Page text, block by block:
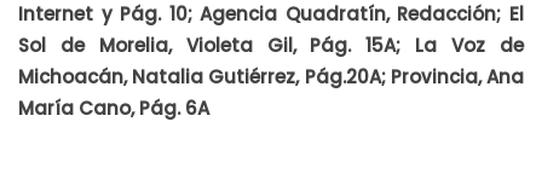
Internet y Pág. 10; Agencia Quadratín, Redacción; El
Sol de Morelia, Violeta Gil, Pág. 15A; La Voz de
Michoacán, Natalia Gutiérrez, Pág.20A; Provincia, Ana
María Cano, Pág. 6A